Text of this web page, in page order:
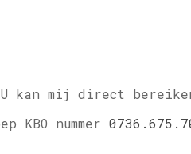
U kan mij direct
nummer